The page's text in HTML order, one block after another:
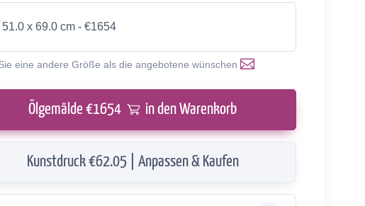
51.0 x 69.0 cm - €1654
eine andere Größe als die angebotene wünschen
Ölgemälde €1654 in den Warenkorb
Kunstdruck €62.05 | Anpassen & Kaufen